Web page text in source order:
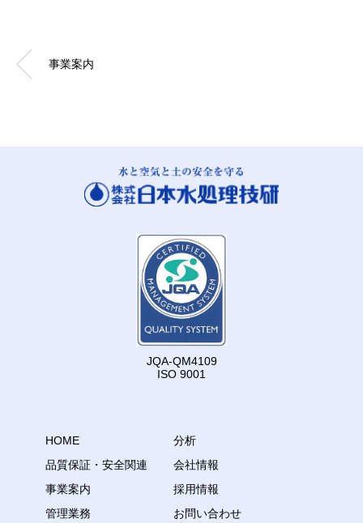
事業案内
JQA-QM4109
ISO 9001
HOME
品質保証・安全関連
事業案内
管理業務
分析
会社情報
採用情報
お問い合わせ